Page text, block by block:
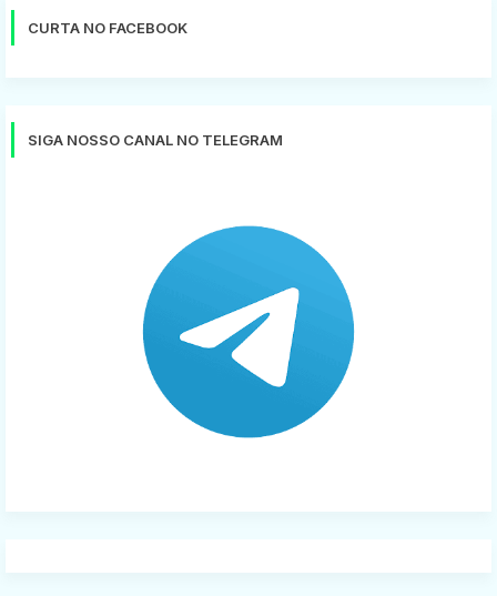
CURTA NO FACEBOOK
SIGA NOSSO CANAL NO TELEGRAM